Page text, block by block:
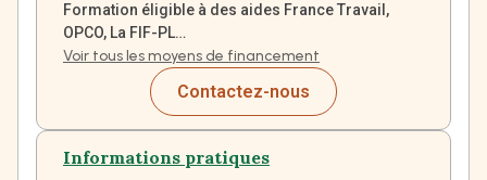
Formation éligible à des aides France Travail,
OPCO, La FIF-PL…
Voir tous les moyens de financement
Contactez-nous
Informations pratiques